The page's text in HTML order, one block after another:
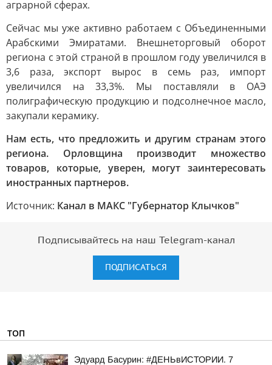
аграрной сферах.
Сейчас мы уже активно работаем с Объединенными
Арабскими Эмиратами. Внешнеторговый оборот
региона с этой страной в прошлом году увеличился в
3,6 раза, экспорт вырос в семь раз, импорт
увеличился на 33,3%. Мы поставляли в ОАЭ
полиграфическую продукцию и подсолнечное масло,
закупали керамику.
Нам есть, что предложить и другим странам этого
региона. Орловщина производит множество
товаров, которые, уверен, могут заинтересовать
иностранных партнеров.
Источник: Канал в МАКС "Губернатор Клычков"
Подписывайтесь на наш Telegram-канал
ПОДПИСАТЬСЯ
ТОП
Эдуард Басурин: #ДЕНЬвИСТОРИИ. 7